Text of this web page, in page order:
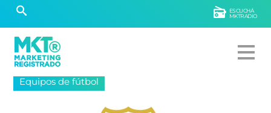
ESCUCHÁ
MKTRADIO
Equipos de fútbol